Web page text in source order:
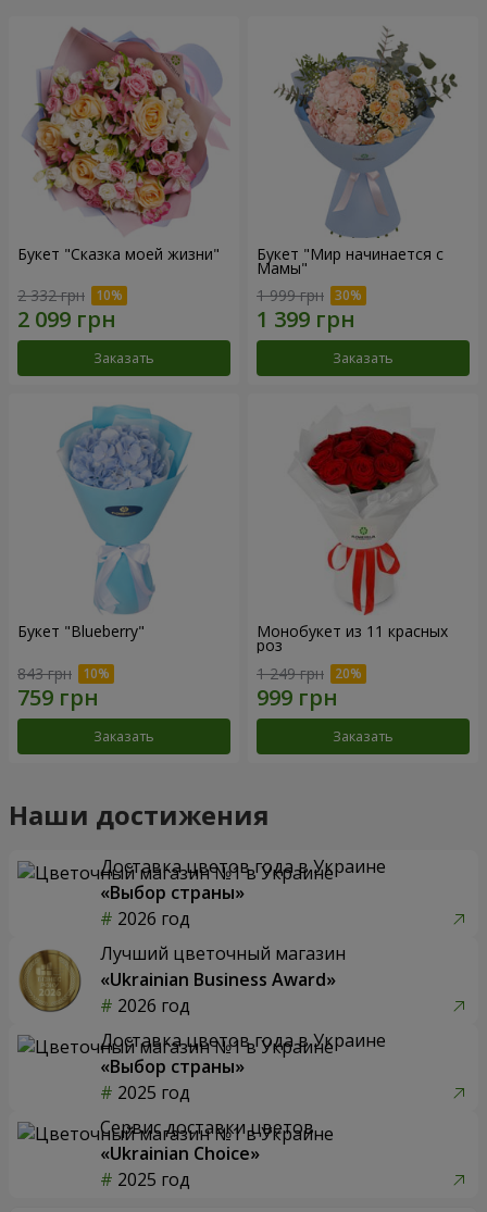
Букет "Сказка моей жизни"
2 332 грн
Заказать
Букет "Мир начинается с
Мамы"
1 999 грн
Заказать
Букет "Blueberry"
843 грн
Заказать
Монобукет из 11 красных
роз
1 249 грн
Заказать
Наши достижения
Доставка цветов года в Украине
«Выбор страны»
2026 год
Лучший цветочный магазин
«Ukrainian Business Award»
2026 год
Доставка цветов года в Украине
«Выбор страны»
2025 год
Сервис доставки цветов
«Ukrainian Choice»
2025 год